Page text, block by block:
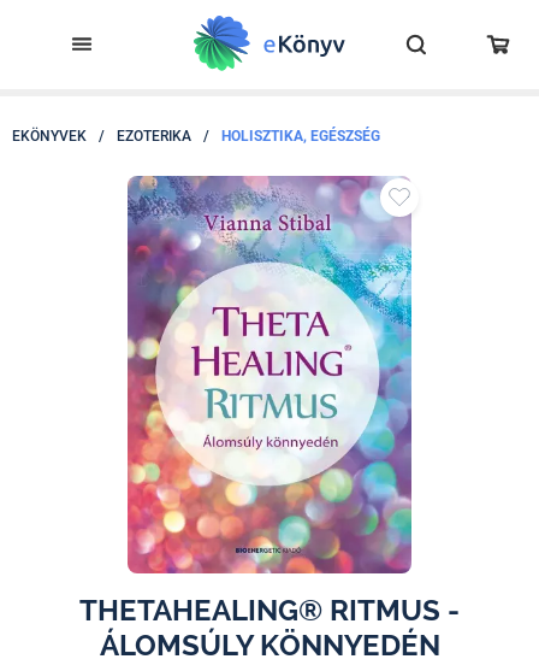
EKÖNYVEK / EZOTERIKA / HOLISZTIKA, EGÉSZSÉG
THETAHEALING® RITMUS -
ÁLOMSÚLY KÖNNYEDÉN